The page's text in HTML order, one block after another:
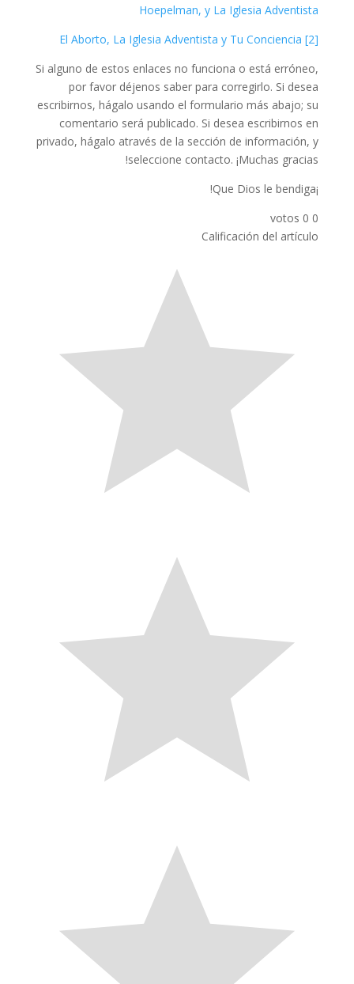
Hoepelman, y La Iglesia Adventista
[2] El Aborto, La Iglesia Adventista y Tu Conciencia
Si alguno de estos enlaces no funciona o está erróneo,
por favor déjenos saber para corregirlo. Si desea
escribirnos, hágalo usando el formulario más abajo; su
comentario será publicado. Si desea escribirnos en
privado, hágalo através de la sección de información, y
seleccione contacto. ¡Muchas gracias!
¡Que Dios le bendiga!
0
0
votos
Calificación del artículo